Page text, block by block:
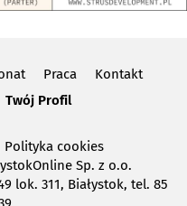
Praca
Kontakt
Twój Profil
Polityka cookies
Sp. z o.o.
lok. 311, Białystok, tel. 85